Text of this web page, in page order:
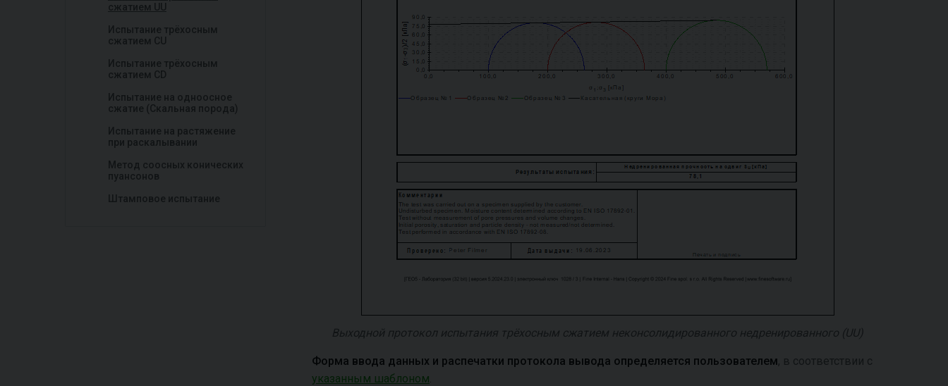
сжатием UU
Испытание трёхосным
сжатием CU
Испытание трёхосным
сжатием CD
Испытание на одноосное
сжатие (Скальная порода)
Испытание на растяжение
при раскалывании
Метод соосных конических
пуансонов
Штамповое испытание
Выходной протокол испытания трёхосным сжатием неконсолидированного недренированного (UU)
Форма ввода данных и распечатки протокола вывода определяется пользователем, в соответствии с
указанным шаблоном